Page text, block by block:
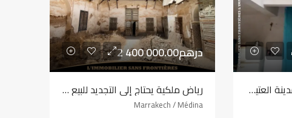
رياض ملكية للبيع في المدينة العتيقة، مراكش – 130 م²
2 400 000.00درهم
رياض ملكية يحتاج إلى التجديد للبيع في المدينة العتيقة، مراكش – 150 م²
Marrakech / Médina